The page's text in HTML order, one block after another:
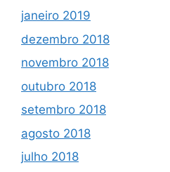
janeiro 2019
dezembro 2018
novembro 2018
outubro 2018
setembro 2018
agosto 2018
julho 2018